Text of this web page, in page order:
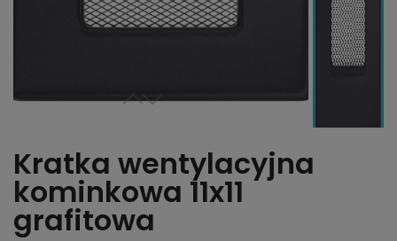
Kratka wentylacyjna
kominkowa 11x11
grafitowa